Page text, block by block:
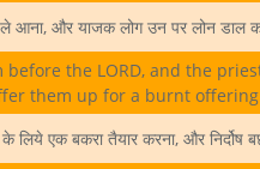
आना, और याजक लोग उन पर लोन डाल
the LORD, and the
them up for a burnt offering
लिये एक बकरा तैयार करना, और निर्दोष